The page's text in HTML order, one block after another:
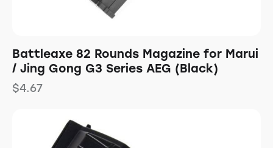
Battleaxe 82 Rounds Magazine for Marui
/ Jing Gong G3 Series AEG (Black)
$4.67